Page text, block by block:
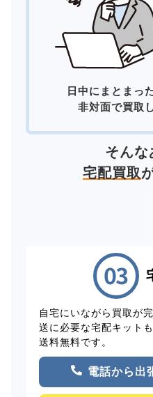
日中にまとまっ
非対面で買取
そんな
宅配買取
自宅にいながら買取が
送に必要な宅配キット
送料無料です。
電話から出